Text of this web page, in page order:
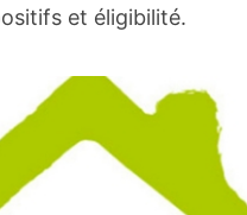
et éligibilité.